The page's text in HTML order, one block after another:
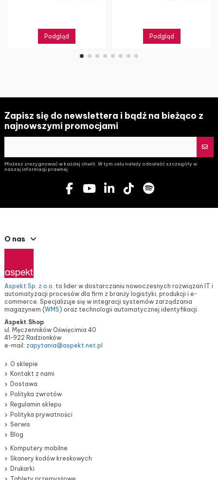
Podgląd Podgląd
Zapisz się do newslettera i bądź na bieżąco z
najnowszymi promocjami
Możesz zrezygnować w każdej chwili. W tym celu należy odnaleźć szczegóły w
naszej informacji prawnej.
O nas
Aspekt Sp. z o.o. to lider w dostarczaniu nowoczesnych rozwiązań IT i
automatyzacji procesów dla firm z branży logistyki, produkcji i e-
commerce. Specjalizuje się w integracji systemów zarządzania
magazynem (WMS) oraz technologii automatycznej identyfikacji.
Aspekt.Shop
ul. Męczenników Oświęcimia 40
41-922 Radzionków
e-mail: zapytania@aspekt.net.pl
O sklepie
Kontakt z nami
Dostawa
Polityka zwrotów
Regulamin sklepu
Polityka prywatności
Serwis
Blog
Komputery mobilne
Skanery kodów kreskowych
Drukarki